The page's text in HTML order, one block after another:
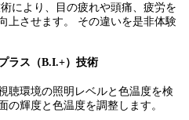
により、目の疲れや頭痛、疲労を
上させます。 その違いを是非体験
ラス（B.I.+）技術
聴環境の照明レベルと色温度を検
の輝度と色温度を調整します。